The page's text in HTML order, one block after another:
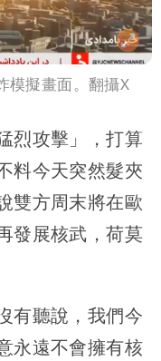
模擬畫面。翻攝X
烈攻擊」，打算
料今天突然髮夾
雙方周末將在歐
發展核武，荷莫
有聽說，我們今
永遠不會擁有核